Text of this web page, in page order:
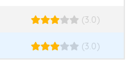
(3.0)
(3.0)